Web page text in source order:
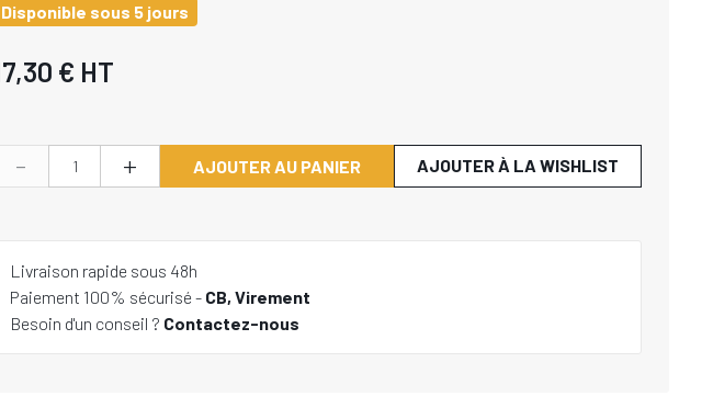
Disponible sous 5 jours
€ HT
- + AJOUTER AU PANIER AJOUTER À LA WISHLIST
Livraison rapide sous 48h
Paiement 100% sécurisé - CB, Virement
Besoin d'un conseil ? Contactez-nous